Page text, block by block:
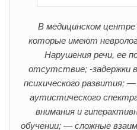
В медицинском
которые имеют
Нарушения речи, ее
отсутствие; -задержки
психического развития;
аутистического
внимания и
обучении; — сложные